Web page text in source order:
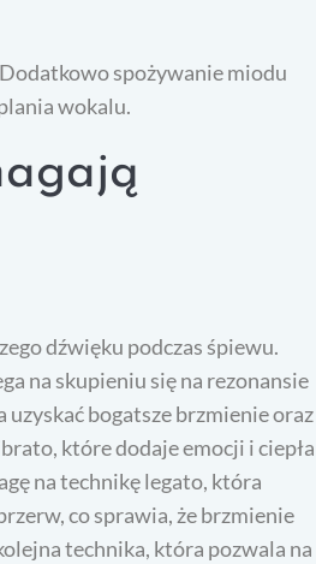
spożywanie miodu
wokalu.
dźwięku podczas śpiewu.
na skupieniu się na rezonansie
bogatsze brzmienie oraz
które dodaje emocji i ciepła
na technikę legato, która
co sprawia, że brzmienie
technika, która pozwala na